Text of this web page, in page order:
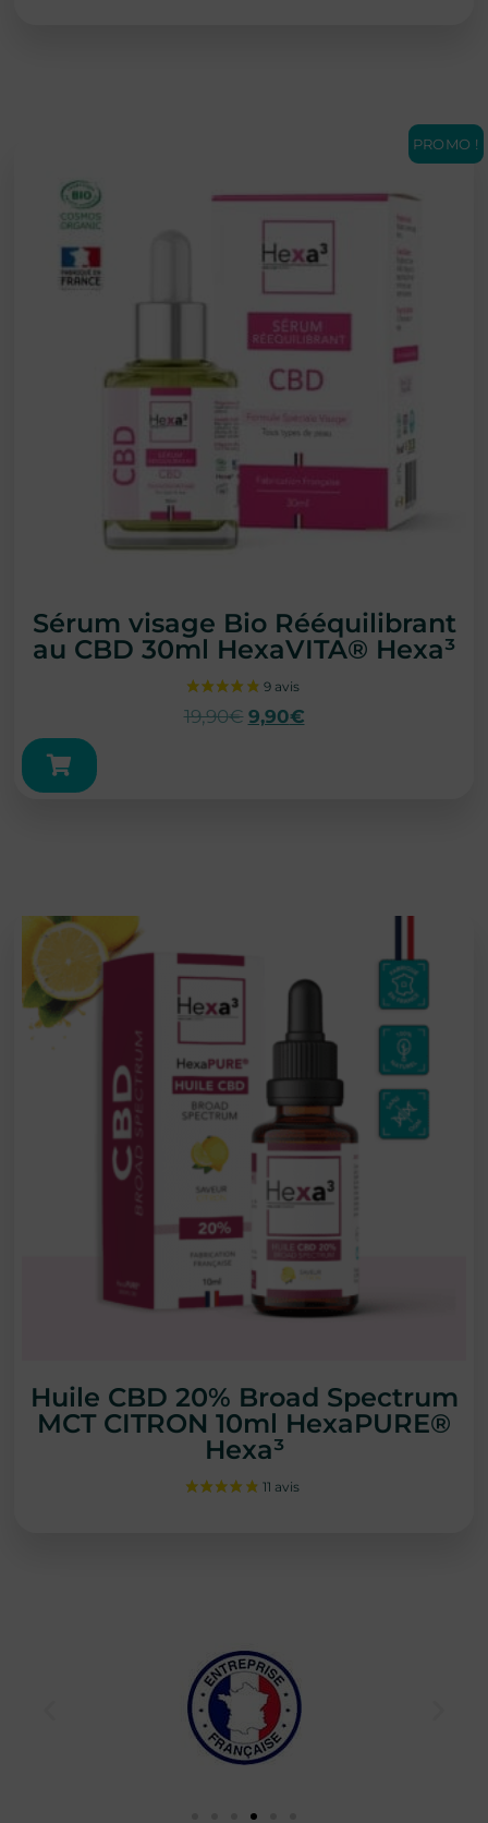
PROMO !
Sérum visage Bio Rééquilibrant
au CBD 30ml HexaVITA® Hexa³
19,90€ 9,90€
Huile CBD 20% Broad Spectrum
MCT CITRON 10ml HexaPURE®
Hexa³